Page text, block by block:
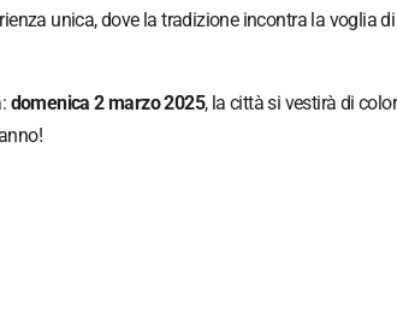
unica, dove la tradizione incontra la voglia di
domenica 2 marzo 2025, la città si vestirà di